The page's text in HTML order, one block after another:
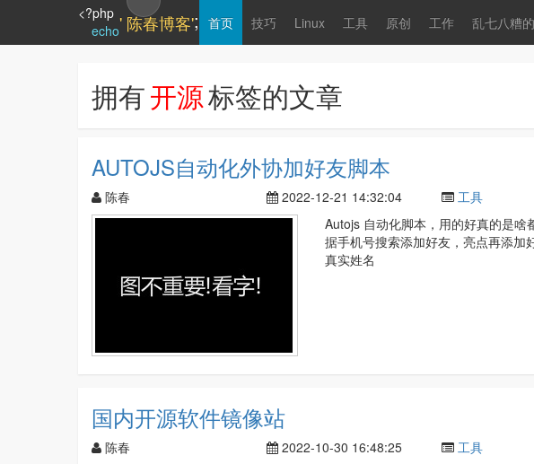
<?php
echo' 陈春博客'; 首页 技巧 Linux 工具 原创 工作 乱七八糟的
拥有开源标签的文章
AUTOJS自动化外协加好友脚本
陈春 2022-12-21 14:32:04 工具
Autojs 自动化脚本，用的好真的是
据手机号搜索添加好友，亮点再添加
真实姓名
国内开源软件镜像站
陈春 2022-10-30 16:48:25 工具